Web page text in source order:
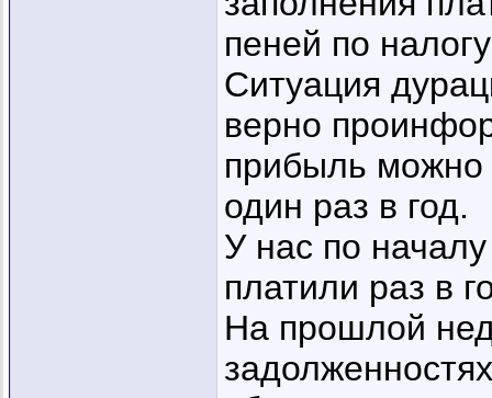
пеней по
Ситуация
верно
прибыль можно
один раз в год.
У нас по
платили раз в
На прошлой